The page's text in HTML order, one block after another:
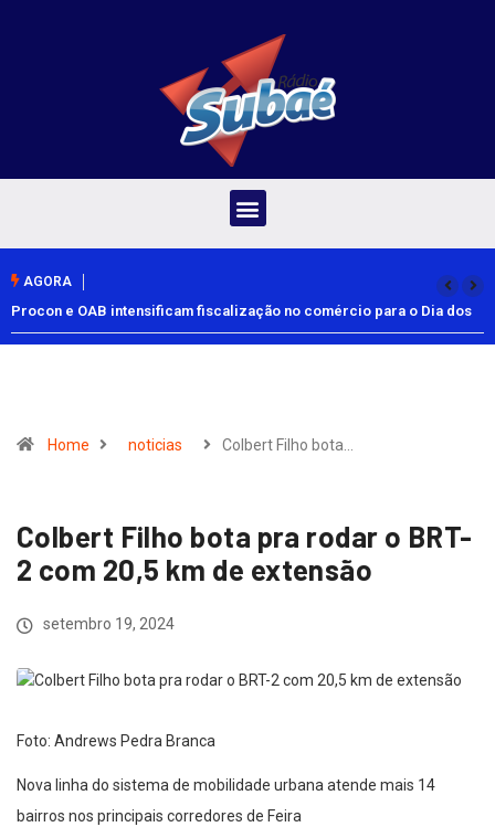
AGORA
Procon e OAB intensificam fiscalização no comércio para o Dia dos
Pais
Home noticias Colbert Filho bota…
Colbert Filho bota pra rodar o BRT-
2 com 20,5 km de extensão
setembro 19, 2024
Foto: Andrews Pedra Branca
Nova linha do sistema de mobilidade urbana atende mais 14
bairros nos principais corredores de Feira